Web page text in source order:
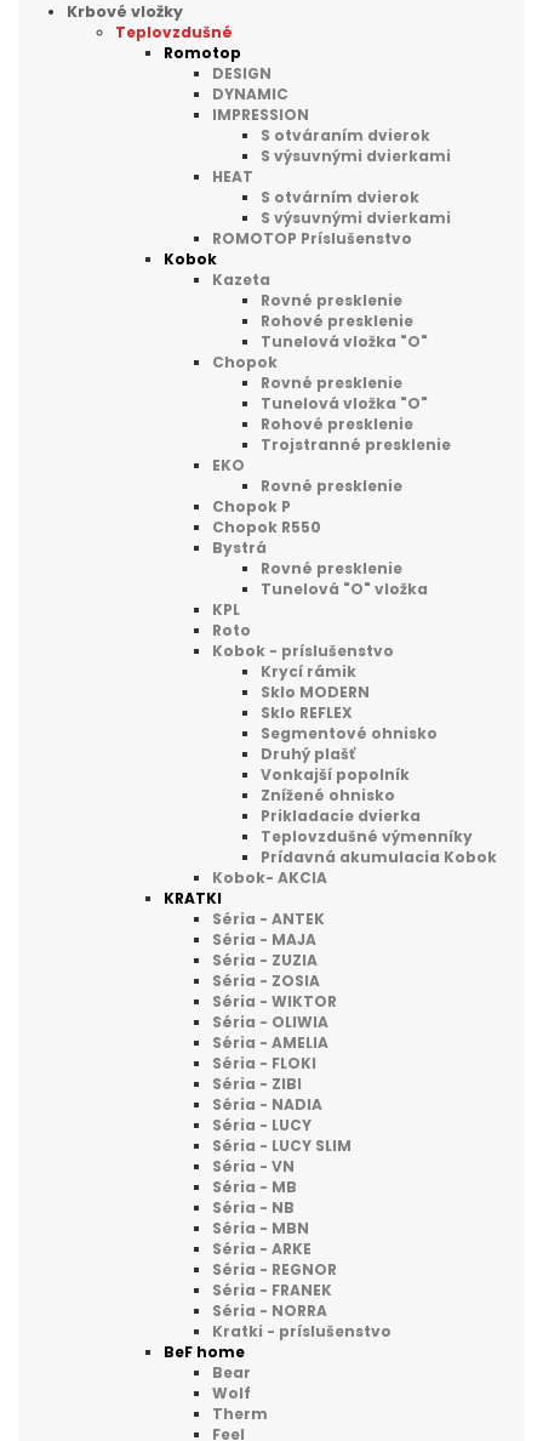
Krbové vložky
Teplovzdušné
Romotop
DESIGN
DYNAMIC
IMPRESSION
S otváraním dvierok
S výsuvnými dvierkami
HEAT
S otvárním dvierok
S výsuvnými dvierkami
ROMOTOP Príslušenstvo
Kobok
Kazeta
Rovné presklenie
Rohové presklenie
Tunelová vložka "O"
Chopok
Rovné presklenie
Tunelová vložka "O"
Rohové presklenie
Trojstranné presklenie
EKO
Rovné presklenie
Chopok P
Chopok R550
Bystrá
Rovné presklenie
Tunelová "O" vložka
KPL
Roto
Kobok - príslušenstvo
Krycí rámik
Sklo MODERN
Sklo REFLEX
Segmentové ohnisko
Druhý plašť
Vonkajší popolník
Znížené ohnisko
Prikladacie dvierka
Teplovzdušné výmenníky
Prídavná akumulacia Kobok
Kobok- AKCIA
KRATKI
Séria - ANTEK
Séria - MAJA
Séria - ZUZIA
Séria - ZOSIA
Séria - WIKTOR
Séria - OLIWIA
Séria - AMELIA
Séria - FLOKI
Séria - ZIBI
Séria - NADIA
Séria - LUCY
Séria - LUCY SLIM
Séria - VN
Séria - MB
Séria - NB
Séria - MBN
Séria - ARKE
Séria - REGNOR
Séria - FRANEK
Séria - NORRA
Kratki - príslušenstvo
BeF home
Bear
Wolf
Therm
Feel